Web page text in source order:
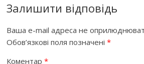
Залишити відповідь
Ваша e-mail адреса не
Обов’язкові поля позначені*
Коментар*